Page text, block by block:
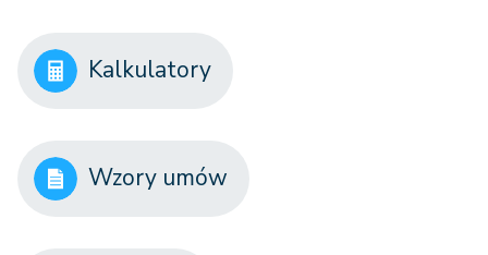
Kalkulatory
Wzory umów